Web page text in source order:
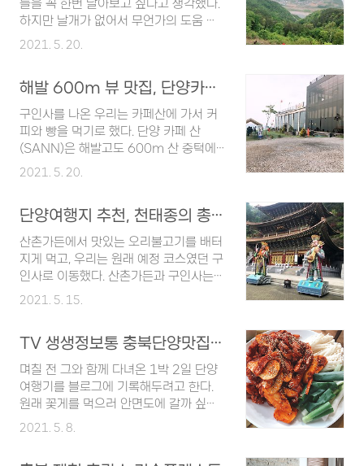
하지만 날개가 없어서 무언가의 도움 없
이는 맨 몸으로 하늘을 날 수 없으니-_-
버킷리스트에 패러글라이딩, 스카이다이
쯤 꼭 해보리라 다짐했다. 그리고 단양에
서 패러글라이딩으로 버킷리스트 미션
완료! 정말 인생에 잊지못할 추억을 만든
것 같다. 쿠팡! | 카페산활공장 패러일번
지 카페산활공장 패러일번지
trip.coupang.com 우리는 단양여행
"이거다! 이거하자!" 라고 외쳤다. 그런데
패러글라이딩을 하기 위해서는 미리 예
약을 하는 것이 좋은데, 하필이면 우리가
여행가는 날부터 비소식이 있었다. 그래
서 미리 예약을 할까 말까 고민하다가 일
단 가서 당..
2021. 5. 20.
해발 600m 뷰 맛집, 단양카페 산(SANN)
구인사를 나온 우리는 카페산에 가서 커
피와 빵을 먹기로 했다. 단양 카페 산
(SANN)은 해발고도 600m 산 중턱에
위치해 있어 아래를 내려다보면 단양 절
경이 한 눈에 보이는 뷰맛집이다. 뷰만 좋
이커리도 맛이 제법 괜찮다고 하여 기대
가 되었다. 올라가는 길은 구불구불한 데
다가 경사도 심하고 무엇보다도 1차선이
라서 맞은편에서 차가 오면 비켜 주어야
한다. 나같은 초보운전자에게는 어렵겠구
나 싶었다. 구불구불한 산길을 따라 올라
물이 나온다. SANN 36ºN 128ºE
600M 라고 쓰여있는 간판(?)이 독창적
이고 근사하다고 생각했다. 평일이고 날
씨도 흐려서 그런지 사람들이 많지는 않
았다. 인터넷으로 검색했을 때 본 것과는
달리 조..
2021. 5. 20.
단양여행지 추천, 천태종의 총본산 구인사
산촌가든에서 맛있는 오리불고기를 배터
지게 먹고, 우리는 원래 예정 코스였던 구
인사로 이동했다. 산촌가든과 구인사는
매우 가까운 거리에 위치해 있어 차를 타
고 조금만 이동하면 바로 구인사 주차장
총본산으로 1945년 착공하여 1966년
에 완공되었다. 한번에 1만여명을 수용할
수 있는 국내 최대의 법당이 있으며 목조
건물인 대조사전, 사천왕문과 국내 최대
의 청동상인 사천왕상 등이 있다. 명상,
108배 염주꿰기, 소백산 걷기, 스님과의
2021. 5. 15.
TV 생생정보통 충북단양맛집, 산촌가든 오리불고기 최고!
며칠 전 그와 함께 다녀온 1박 2일 단양
여행기를 블로그에 기록해두려고 한다.
원래 꽃게를 먹으러 안면도에 갈까 싶었
는데, 단양이 봄에 놀러가면 좋다는 말을
듣고 급 여행지 변경! 며칠 전부터 날이
2021. 5. 8.